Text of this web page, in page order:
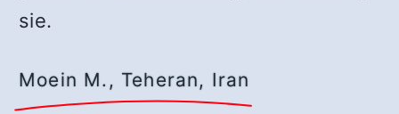
sie.
Moein M., Teheran, Iran